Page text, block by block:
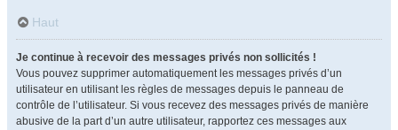
Haut
Je continue à recevoir des messages privés non sollicités !
Vous pouvez supprimer automatiquement les messages privés d’un
utilisateur en utilisant les règles de messages depuis le panneau de
contrôle de l’utilisateur. Si vous recevez des messages privés de manière
abusive de la part d’un autre utilisateur, rapportez ces messages aux